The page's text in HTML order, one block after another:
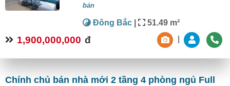
bán
Đông Bắc | 51.49 m²
1,900,000,000 đ
Chính chủ bán nhà mới 2 tầng 4 phòng ngủ Full